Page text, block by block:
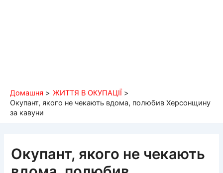
Домашня
ЖИТТЯ В ОКУПАЦІЇ
Окупант, якого не чекають вдома, полюбив Херсонщину
за кавуни
Окупант, якого не чекають